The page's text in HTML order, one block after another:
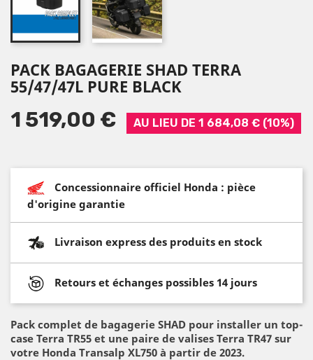
PACK BAGAGERIE SHAD TERRA
55/47/47L PURE BLACK
1 519,00 € AU LIEU DE 1 684,08 € (10%)
Concessionnaire officiel Honda : pièce
d'origine garantie
Livraison express des produits en stock
Retours et échanges possibles 14 jours
Pack complet de bagagerie SHAD pour installer un top-
case Terra TR55 et une paire de valises Terra TR47 sur
votre Honda Transalp XL750 à partir de 2023.